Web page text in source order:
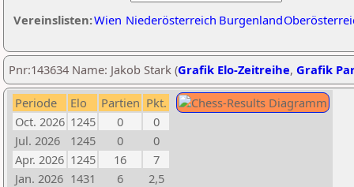
Vereinslisten:Wien Niederösterreich Burgenland
Pnr:143634 Name: Jakob Stark (Grafik Elo-Zeitreihe, Grafik
Periode Elo Partien Pkt.
Oct. 2026 1245 0
0
Jul. 2026
1245 0
0
Apr. 2026 1245 16
7
Jan. 2026 1431 6
2,5